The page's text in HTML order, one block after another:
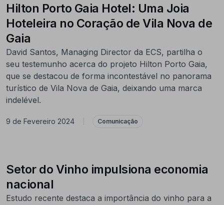
Hilton Porto Gaia Hotel: Uma Joia
Hoteleira no Coração de Vila Nova de
Gaia
David Santos, Managing Director da ECS, partilha o
seu testemunho acerca do projeto Hilton Porto Gaia,
que se destacou de forma incontestável no panorama
turístico de Vila Nova de Gaia, deixando uma marca
indelével.
9 de Fevereiro 2024 Comunicação
Setor do Vinho impulsiona economia
nacional
Estudo recente destaca a importância do vinho para a